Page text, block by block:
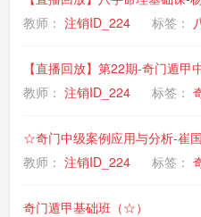
教师： 注销ID_224 标签：
【直播回放】第22期-奇门遁甲
教师： 注销ID_224 标签：
☆奇门中级案例应用与分析-崔
教师： 注销ID_224 标签：
奇门遁甲基础班（☆）